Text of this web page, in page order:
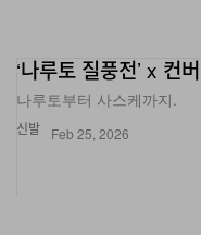
신발
‘나루토 질풍전’ x 컨
나루토부터 사스케까지.
Feb 25, 2026